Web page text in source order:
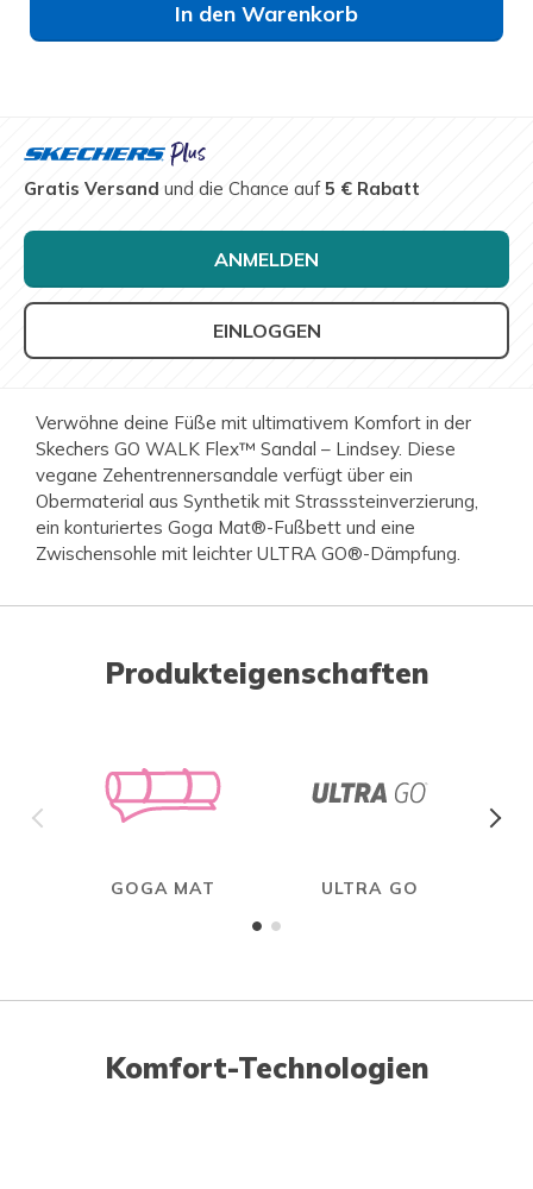
In den Warenkorb
Gratis Versand und die Chance auf5 € Rabatt
ANMELDEN
EINLOGGEN
Verwöhne deine Füße mit ultimativem Komfort in der
Skechers GO WALK Flex™ Sandal – Lindsey. Diese
vegane Zehentrennersandale verfügt über ein
Obermaterial aus Synthetik mit Strasssteinverzierung,
ein konturiertes Goga Mat®-Fußbett und eine
Zwischensohle mit leichter ULTRA GO®-Dämpfung.
Produkteigenschaften
GOGA MAT ULTRA GO
Komfort-Technologien